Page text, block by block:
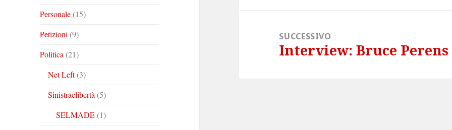
Personale(15)
Petizioni (9)
Politica (21)
Net Left(3)
Sinistraelibertà (5)
SELMADE(1)
SUCCESSIVO
Articolo
Interview: Bruce Perens